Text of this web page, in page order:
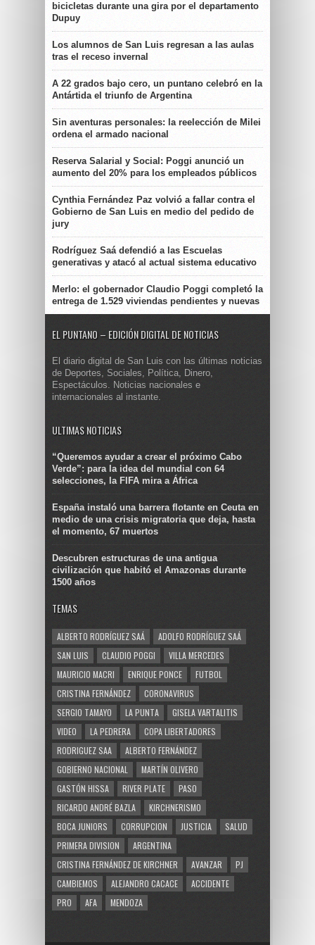
bicicletas durante una gira por el departamento
Dupuy
Los alumnos de San Luis regresan a las aulas
tras el receso invernal
A 22 grados bajo cero, un puntano celebró en la
Antártida el triunfo de Argentina
Sin aventuras personales: la reelección de Milei
ordena el armado nacional
Reserva Salarial y Social: Poggi anunció un
aumento del 20% para los empleados públicos
Cynthia Fernández Paz volvió a fallar contra el
Gobierno de San Luis en medio del pedido de
jury
Rodríguez Saá defendió a las Escuelas
generativas y atacó al actual sistema educativo
Merlo: el gobernador Claudio Poggi completó la
entrega de 1.529 viviendas pendientes y nuevas
EL PUNTANO – EDICIÓN DIGITAL DE NOTICIAS
El diario digital de San Luis con las últimas noticias
de Deportes, Sociales, Política, Dinero,
Espectáculos. Noticias nacionales e
internacionales al instante.
ULTIMAS NOTICIAS
“Queremos ayudar a crear el próximo Cabo
Verde”: para la idea del mundial con 64
selecciones, la FIFA mira a África
España instaló una barrera flotante en Ceuta en
medio de una crisis migratoria que deja, hasta
el momento, 67 muertos
Descubren estructuras de una antigua
civilización que habitó el Amazonas durante
1500 años
TEMAS
ALBERTO RODRÍGUEZ SAÁ
ADOLFO RODRÍGUEZ SAÁ
SAN LUIS
CLAUDIO POGGI
VILLA MERCEDES
MAURICIO MACRI
ENRIQUE PONCE
FUTBOL
CRISTINA FERNÁNDEZ
CORONAVIRUS
SERGIO TAMAYO
LA PUNTA
GISELA VARTALITIS
VIDEO
LA PEDRERA
COPA LIBERTADORES
RODRIGUEZ SAA
ALBERTO FERNÁNDEZ
GOBIERNO NACIONAL
MARTÍN OLIVERO
GASTÓN HISSA
RIVER PLATE
PASO
RICARDO ANDRÉ BAZLA
KIRCHNERISMO
BOCA JUNIORS
CORRUPCION JUSTICIA
SALUD
PRIMERA DIVISION
ARGENTINA
CRISTINA FERNÁNDEZ DE KIRCHNER
AVANZAR
PJ
CAMBIEMOS
ALEJANDRO CACACE
ACCIDENTE
PRO
AFA MENDOZA